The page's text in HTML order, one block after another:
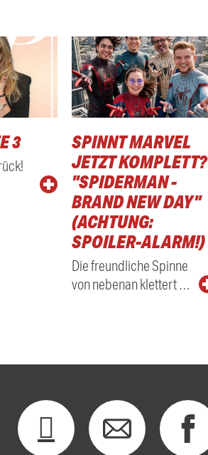
3
SPINNT MARVEL
JETZT KOMPLETT?
"SPIDERMAN -
BRAND NEW DAY"
(ACHTUNG:
SPOILER-ALARM!)
Die freundliche Spinne
von nebenan klettert …